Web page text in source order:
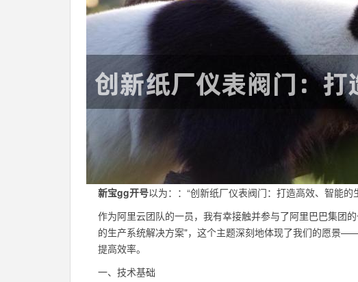
新宝gg开号以为：：“创新纸厂仪表阀门：打造高效、智能的
作为阿里云团队的一员，我有幸接触并参与了阿里巴巴集团
的生产系统解决方案"，这个主题深刻地体现了我们的愿景
提高效率。
一、技术基础